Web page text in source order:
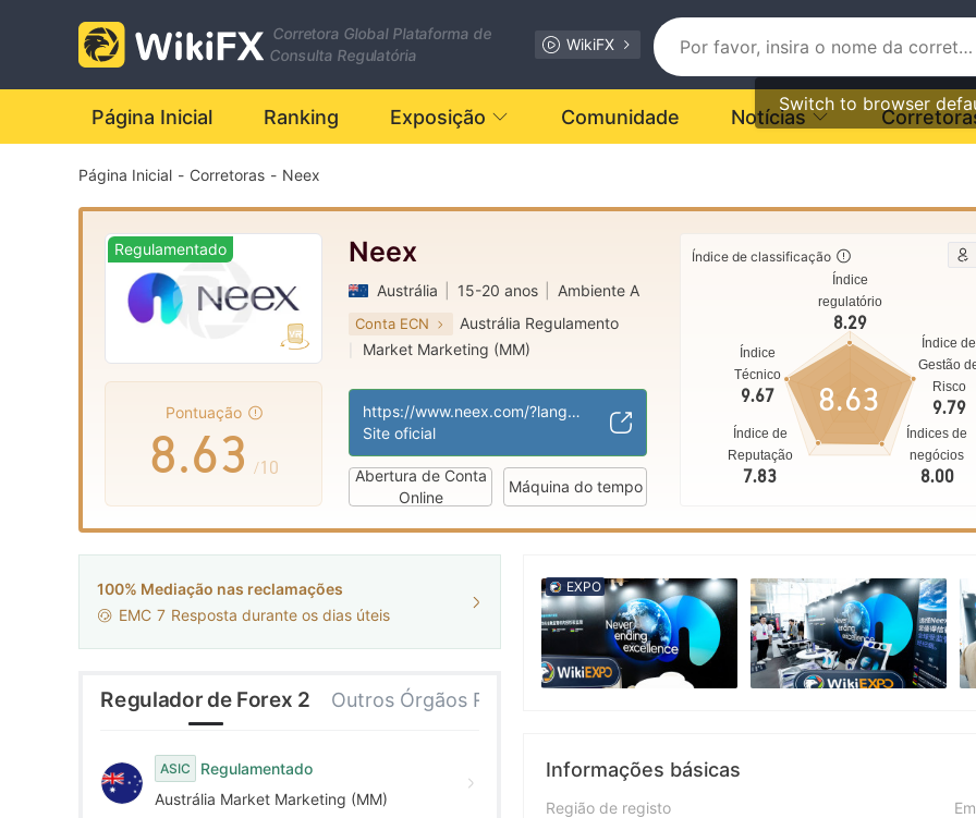
Corretora Global Plataforma de
Consulta Regulatória
WikiFX
Switch to browser
Página Inicial Ranking Exposição Comunidade Notícias
Página Inicial - Corretoras - Neex
Regulamentado
Pontuação
2
3
4
5
6
7
8
9
.
0
1
2
3
4
5
6
7
8
9
0
1
2
3
4
5
6
7
8
/10
Neex
Austrália 15-20 anos Ambiente A
Conta ECN Austrália Regulamento
Market Marketing (MM)
https://www.neex.com/?language=pt
Site oficial
Abertura de Conta
Online
Máquina do tempo
Índice de classificação
Índice
regulatório
8.29
Índice
Técnico
9.67
Índice de
Reputação
7.83
Índices de
negócios
8.00
Índice de
Gestão
Risco
9.79
8.63
100% Mediação nas reclamações
EMC 7 Resposta durante os dias úteis
Regulador de Forex 2 Outros Órgãos Reguladores 1
ASIC
Regulamentado
Austrália Market Marketing (MM)
EXPO
Informações básicas
Região de registo